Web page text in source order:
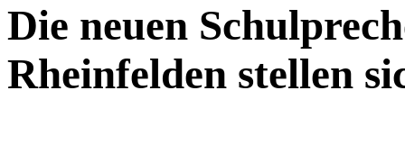
Die neuen
Rheinfelden stellen